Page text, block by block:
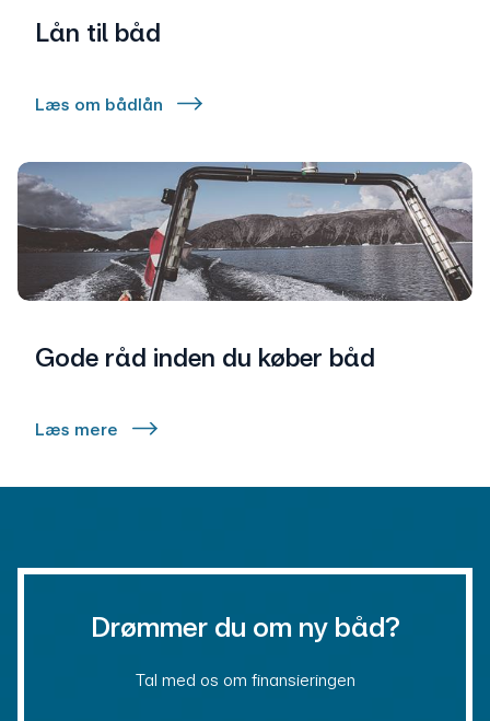
Lån til båd
Læs om bådlån
Gode råd inden du køber båd
Læs mere
Drømmer du om ny båd?
Tal med os om finansieringen